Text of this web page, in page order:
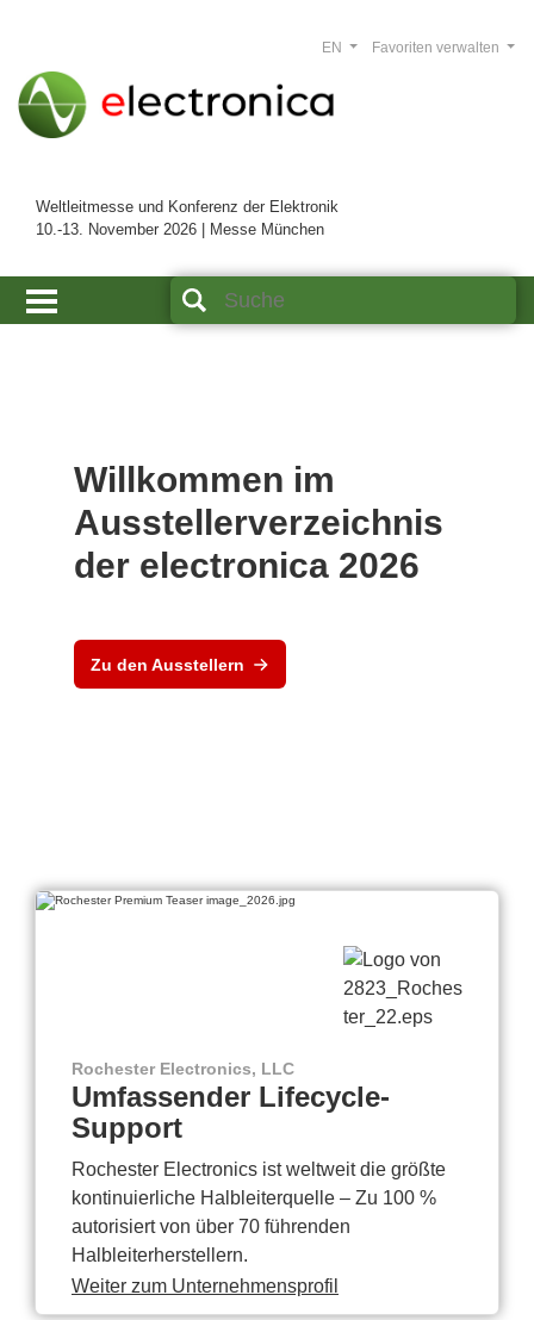
Weltleitmesse und Konferenz der Elektronik
10.-13. November 2026 | Messe München
Favoriten verwalten
EN
Willkommen im
Ausstellerverzeichnis
der electronica 2026
Zu den Ausstellern
Rochester Electronics, LLC
Umfassender Lifecycle-
Support
Rochester Electronics ist weltweit die größte
kontinuierliche Halbleiterquelle – Zu 100 %
autorisiert von über 70 führenden
Halbleiterherstellern.
Weiter zum Unternehmensprofil